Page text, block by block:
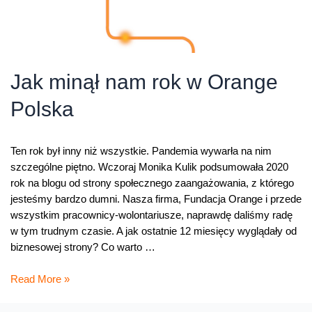
Jak minął nam rok w Orange
Polska
Ten rok był inny niż wszystkie. Pandemia wywarła na nim
szczególne piętno. Wczoraj Monika Kulik podsumowała 2020
rok na blogu od strony społecznego zaangażowania, z którego
jesteśmy bardzo dumni. Nasza firma, Fundacja Orange i przede
wszystkim pracownicy-wolontariusze, naprawdę daliśmy radę
w tym trudnym czasie. A jak ostatnie 12 miesięcy wyglądały od
biznesowej strony? Co warto …
Jak
Read More »